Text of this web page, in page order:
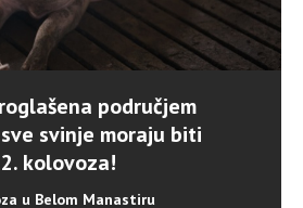
područjem
svinje moraju biti
kolovoza!
u Belom Manastiru